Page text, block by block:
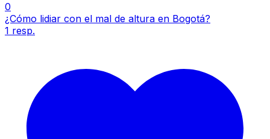
0
¿Cómo lidiar con el mal de altura en Bogotá?
1 resp.